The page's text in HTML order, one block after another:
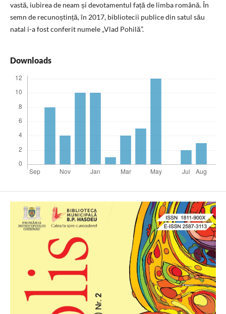
vastă, iubirea de neam și devotamentul față de limba română. În
semn de recunoștință, în 2017, bibliotecii publice din satul său
natal i-a fost conferit numele „Vlad Pohilă”.
Downloads